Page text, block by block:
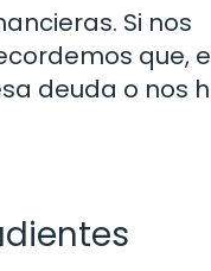
Si nos
que,
deuda o nos